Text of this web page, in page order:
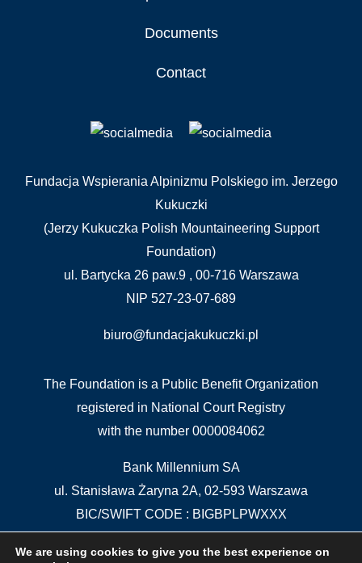
Documents
Contact
Fundacja Wspierania Alpinizmu Polskiego im. Jerzego
Kukuczki
(Jerzy Kukuczka Polish Mountaineering Support
Foundation)
ul. Bartycka 26 paw.9 , 00-716 Warszawa
NIP 527-23-07-689
biuro@fundacjakukuczki.pl
The Foundation is a Public Benefit Organization
registered in National Court Registry
with the number 0000084062
Bank Millennium SA
ul. Stanisława Żaryna 2A, 02-593 Warszawa
BIC/SWIFT CODE : BIGBPLPWXXX
We are using cookies to give you the best experience on